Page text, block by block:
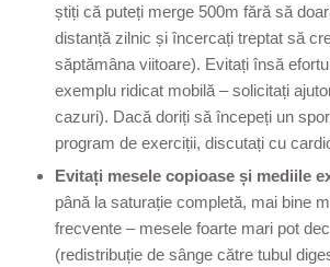
știți că puteți merge 500m fără să
distanță zilnic și încercați treptat să
săptămâna viitoare). Evitați însă
exemplu ridicat mobilă – solicitați
cazuri). Dacă doriți să începeți un
program de exerciții, discutați cu
Evitați mesele copioase și mediile
până la saturație completă, mai bine
frecvente – mesele foarte mari pot
(redistribuție de sânge către tubul